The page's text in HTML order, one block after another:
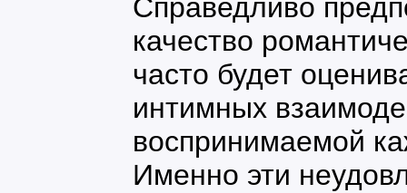
Справедливо
качество
часто будет
интимных
воспринимаемой
Именно эти